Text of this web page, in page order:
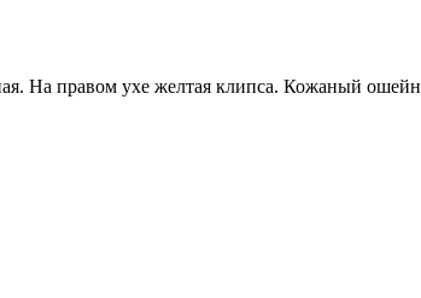
На правом ухе желтая клипса. Кожаный